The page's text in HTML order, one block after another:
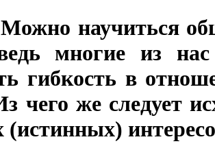
многие из
гибкость в
чего же следует